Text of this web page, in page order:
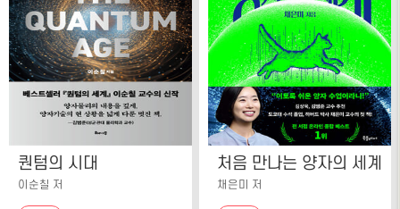
퀀텀의 시대
이순칠 저
처음 만나는 양자의 세계
채은미 저